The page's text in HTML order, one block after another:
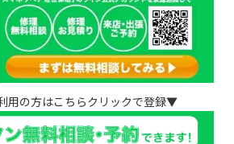
用の方はこちらクリックで登録▼